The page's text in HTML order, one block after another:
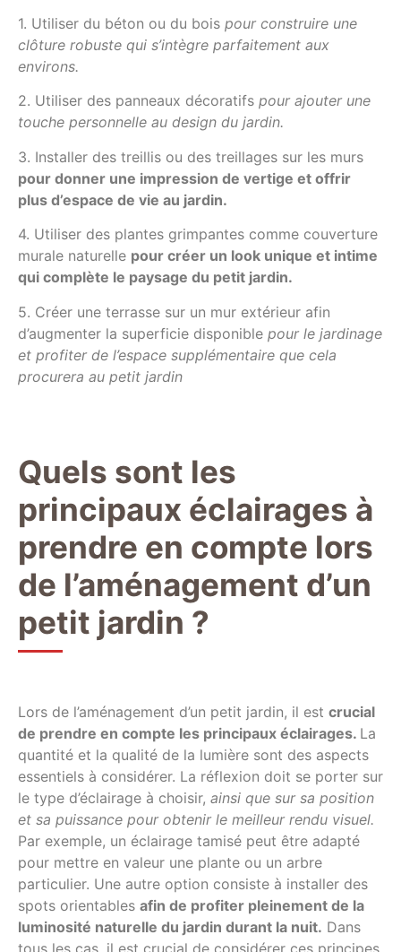
1. Utiliser du béton ou du bois pour construire une
clôture robuste qui s’intègre parfaitement aux
environs.
2. Utiliser des panneaux décoratifs pour ajouter une
touche personnelle au design du jardin.
3. Installer des treillis ou des treillages sur les murs
pour donner une impression de vertige et offrir
plus d’espace de vie au jardin.
4. Utiliser des plantes grimpantes comme couverture
murale naturelle pour créer un look unique et intime
qui complète le paysage du petit jardin.
5. Créer une terrasse sur un mur extérieur afin
d’augmenter la superficie disponible pour le jardinage
et profiter de l’espace supplémentaire que cela
procurera au petit jardin
Quels sont les
principaux éclairages à
prendre en compte lors
de l’aménagement d’un
petit jardin ?
Lors de l’aménagement d’un petit jardin, il est crucial
de prendre en compte les principaux éclairages. La
quantité et la qualité de la lumière sont des aspects
essentiels à considérer. La réflexion doit se porter sur
le type d’éclairage à choisir, ainsi que sur sa position
et sa puissance pour obtenir le meilleur rendu visuel.
Par exemple, un éclairage tamisé peut être adapté
pour mettre en valeur une plante ou un arbre
particulier. Une autre option consiste à installer des
spots orientables afin de profiter pleinement de la
luminosité naturelle du jardin durant la nuit. Dans